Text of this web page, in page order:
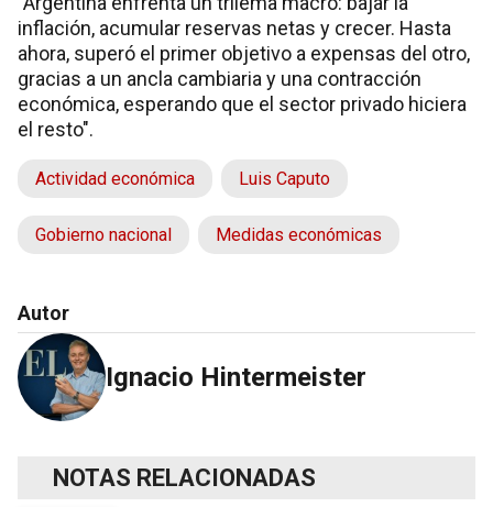
inflación, acumular reservas netas y crecer. Hasta
ahora, superó el primer objetivo a expensas del otro,
gracias a un ancla cambiaria y una contracción
económica, esperando que el sector privado hiciera
el resto".
Actividad económica Luis Caputo
Gobierno nacional Medidas económicas
Autor
Ignacio Hintermeister
NOTAS RELACIONADAS